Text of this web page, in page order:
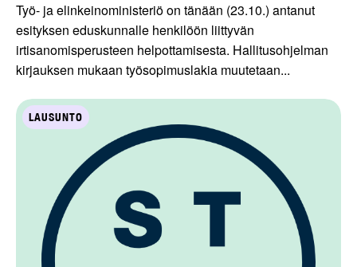
Työ- ja elinkeinoministeriö on tänään (23.10.) antanut
esityksen eduskunnalle henkilöön liittyvän
irtisanomisperusteen helpottamisesta. Hallitusohjelman
kirjauksen mukaan työsopimuslakia muutetaan...
LAUSUNTO